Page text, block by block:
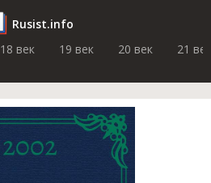
Rusist.info
18 век 19 век 20 век 21 век